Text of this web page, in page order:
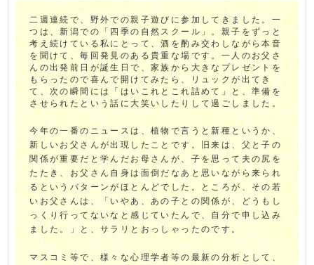
二週連続で、野外での親子遊びに参加してきました。一
つは、新潟での「四季の自然スクール」。親子をずっと
考え続けている私にとって、酒を酌み交わしながら本音
を聞けて、毎回発見のある貴重な場です。一人のお父さ
んの出発前日が誕生日で、家族から大きなプレゼントを
もらったので喜んで開けてみたら、リュックが出てき
て、次の瞬間には「はいこれとこれ詰めて」と、準備を
させられたという話に大笑いしたりして過ごしました。
今年の一番のニュースは、植物で言うと新種というか、
新しいお父さんが出現したことです。旧来は、父と子の
関係が重要だと学んだお母さんが、子を思って夫の尻を
たたき、お父さん自身は面倒だなあと思いながら来られ
るというパターンがほとんどでした。ところが、その若
いお父さんは、「いやあ、あの子との関係が、どうもし
っくり行ってないなと感じていたんで、自分で申し込み
ました。」と、サラリとおっしゃったのです。
マスコミ等で、様々な心理学者等の最新の分析として、